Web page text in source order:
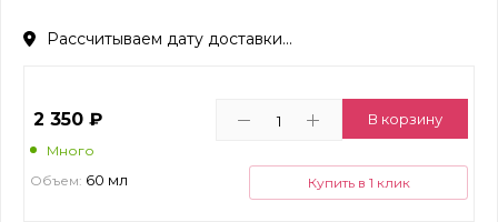
Рассчитываем дату доставки...
2 350 ₽
Много
Объем: 60 мл
В корзину
Купить в 1 клик